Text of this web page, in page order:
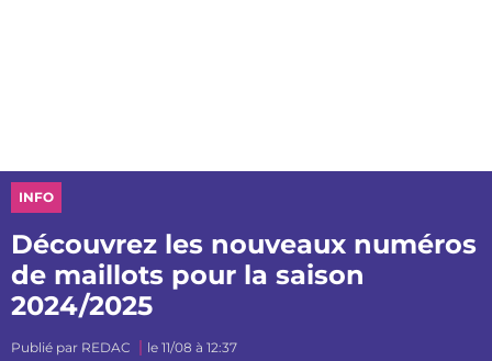
INFO
Découvrez les nouveaux numéros
de maillots pour la saison
2024/2025
Publié par REDAC le 11/08 à 12:37